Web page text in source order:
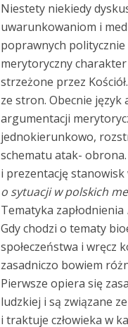
Niestety niekiedy
uwarunkowaniom i
poprawnych politycznie
merytoryczny
strzeżone przez
ze stron. Obecnie
argumentacji
jednokierunkowo,
schematu atak-
i prezentację
o sytuacji w polskich
Tematyka zapłodnienia
Gdy chodzi o tematy
społeczeństwa i wręcz
zasadniczo bowiem
Pierwsze opiera się
ludzkiej i są związane
i traktuje człowieka w